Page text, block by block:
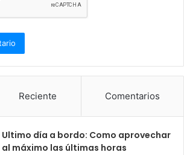
Reciente Comentarios
Ultimo día a bordo: Como aprovechar
al máximo las últimas horas